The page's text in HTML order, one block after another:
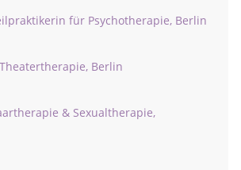
für Psychotherapie, Berlin
Berlin
& Sexualtherapie,